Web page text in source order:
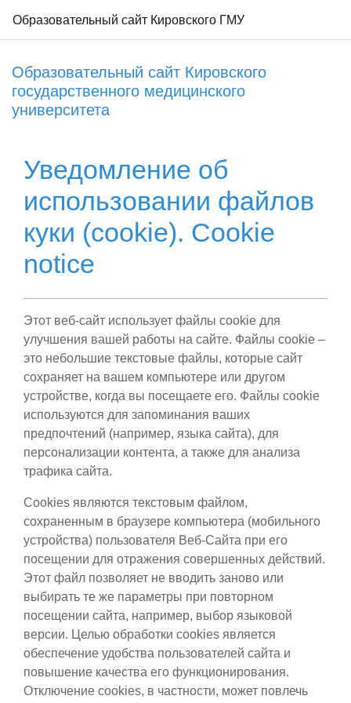
Образовательный сайт Кировского ГМУ
Образовательный сайт Кировского
государственного медицинского
университета
Уведомление об
использовании файлов
куки (cookie). Cookie
notice
Этот веб-сайт использует файлы cookie для
улучшения вашей работы на сайте. Файлы cookie –
это небольшие текстовые файлы, которые сайт
сохраняет на вашем компьютере или другом
устройстве, когда вы посещаете его. Файлы cookie
используются для запоминания ваших
предпочтений (например, языка сайта), для
персонализации контента, а также для анализа
трафика сайта.
Сookies являются текстовым файлом,
сохраненным в браузере компьютера (мобильного
устройства) пользователя Веб-Сайта при его
посещении для отражения совершенных действий.
Этот файл позволяет не вводить заново или
выбирать те же параметры при повторном
посещении сайта, например, выбор языковой
версии. Целью обработки cookies является
обеспечение удобства пользователей сайта и
повышение качества его функционирования.
Отключение cookies, в частности, может повлечь